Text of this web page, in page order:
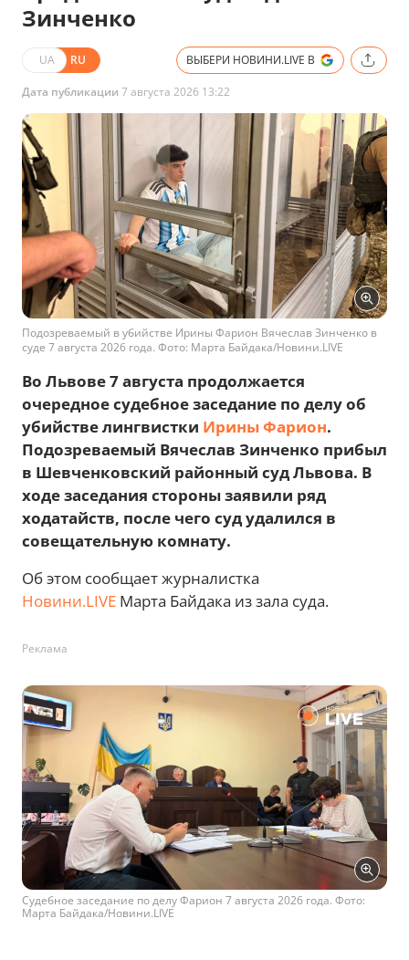
Зинченко
UA RU ВЫБЕРИ НОВИНИ.LIVE В
Дата публикации 7 августа 2026 13:22
Подозреваемый в убийстве Ирины Фарион Вячеслав Зинченко в
суде 7 августа 2026 года. Фото: Марта Байдака/Новини.LIVE
Во Львове 7 августа продолжается
очередное судебное заседание по делу об
убийстве лингвистки Ирины Фарион.
Подозреваемый Вячеслав Зинченко прибыл
в Шевченковский районный суд Львова. В
ходе заседания стороны заявили ряд
ходатайств, после чего суд удалился в
совещательную комнату.
Об этом сообщает журналистка
Новини.LIVE Марта Байдака из зала суда.
Реклама
Судебное заседание по делу Фарион 7 августа 2026 года. Фото:
Марта Байдака/Новини.LIVE